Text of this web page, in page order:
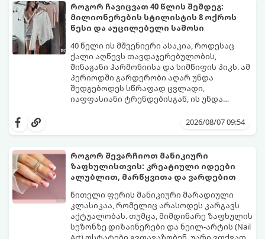
როგორ ჩავიცვათ 40 წლის შემდეგ:
მილიონერების სტილისტის 8 ოქროს
წესი და აუცილებელი სამოსი
40 წელი ის მშვენიერი ასაკია, როდესაც
ქალი აღწევს თავდაჯერებულობის,
შინაგანი ჰარმონიისა და სიმწიფის პიკს. ამ
პერიოდში გარდერობი აღარ უნდა
შედგებოდეს სწრაფად ცვლადი,
იაფფასიანი ტრენდებისგან, ის უნდა
რომელიც მილიონერებსა და
წელს გადაცილებული თითოეული
ქალბატონის გარდერობში უნდა იყოს:
2026/08/07 09:54
როგორ შევარჩიოთ მანიკიური
ზაფხულისთვის: კრეატიული იდეები
ალუბლით, მარწყვითა და ვარდებით
წითელი ფერის მანიკიური მარადიული
კლასიკაა, რომელიც არასოდეს კარგავს
აქტუალობას. თუმცა, მიმდინარე ზაფხულის
სეზონზე დიზაინერები და ნეილ-არტის (Nail